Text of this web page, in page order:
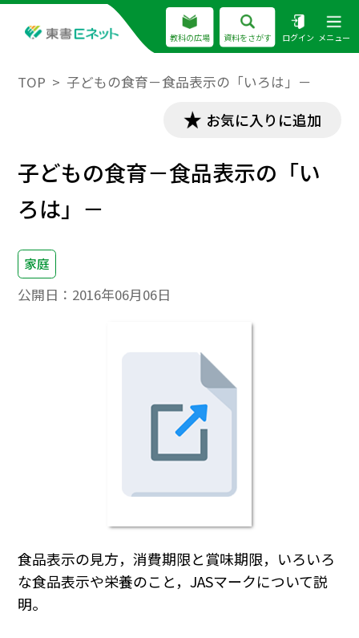
教科の広場 資料をさがす ログイン メニュー
TOP 子どもの食育－食品表示の「いろは」－
お気に入りに追加
子どもの食育－食品表示の「い
ろは」－
家庭
公開日： 2016年06月06日
食品表示の見方，消費期限と賞味期限，いろいろ
な食品表示や栄養のこと，JASマークについて説
明。